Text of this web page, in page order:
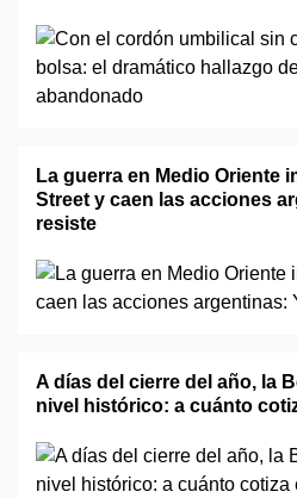
La guerra en Medio Oriente
Street y caen las acciones
resiste
A días del cierre del año, la
nivel histórico: a cuánto